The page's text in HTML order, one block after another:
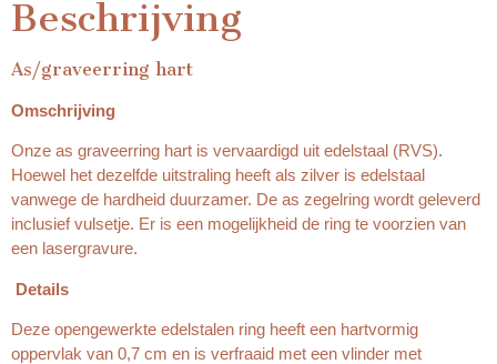
Beschrijving
As/graveerring hart
Omschrijving
Onze as graveerring hart is vervaardigd uit edelstaal (RVS).
Hoewel het dezelfde uitstraling heeft als zilver is edelstaal
vanwege de hardheid duurzamer. De as zegelring wordt geleverd
inclusief vulsetje. Er is een mogelijkheid de ring te voorzien van
een lasergravure.
Details
Deze opengewerkte edelstalen ring heeft een hartvormig
oppervlak van 0,7 cm en is verfraaid met een vlinder met